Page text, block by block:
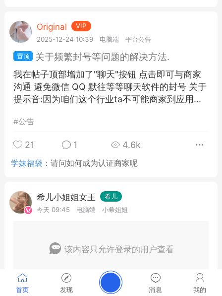
首页 发现 消息 我的
Original
VIP
2025-12-24 10:39
电脑端 平台公告
关于频繁封号等问题的解决方法.
我在帖子顶部增加了"聊天"按钮 点击即可与商家
沟通 避免微信 QQ 默往等等聊天软件的封号 关于
提示音:因为咱们这个行业ta不可能商家到应用...
#公告
21 1 4.6k
学妹福袋 ：请问如何成为认证商家呢
希儿小姐姐女王
希儿
今天 09:45
电脑端 小希姐姐
该内容只允许登录的用户查看